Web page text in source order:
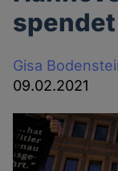
Gisa
09.02.2021